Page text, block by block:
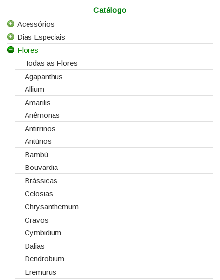
Catálogo
Acessórios
Todos os Acessórios
Alfinetes
Arames
Caixas e Sacos
Cartões e Etiquetas
Cola Fria
Corantes
Embalagens
Esponjas
Estruturas
Fitas
Gaiolas
Lanternas
Madeiras
Spray
Tabuleiros/Bases
Telas/Tecidos
Vidros
Dias Especiais
25 de Abril
Casamentos
Dia da Mãe
Dia da Mulher
Dia de Todos os Santos (1 de Novembro)
Dia dos Namorados
Natal
Flores
Todas as Flores
Agapanthus
Allium
Amarilis
Anêmonas
Antirrinos
Antúrios
Bambú
Bouvardia
Brássicas
Celosias
Chrysanthemum
Cravos
Cymbidium
Dalias
Dendrobium
Eremurus